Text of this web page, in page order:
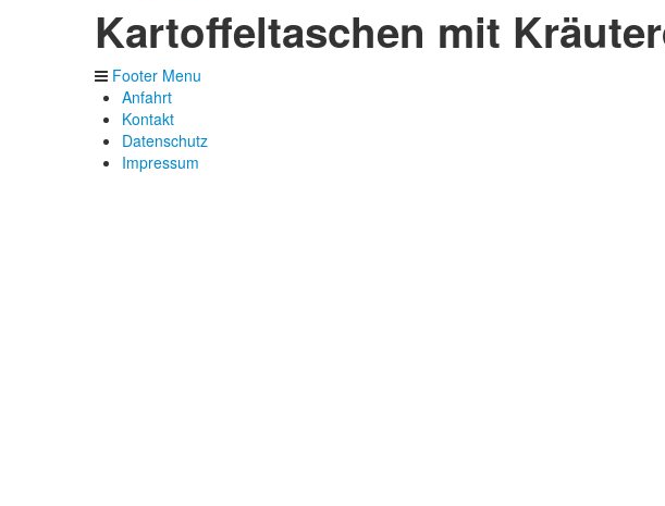
Kartoffeltaschen mit
Footer Menu
Anfahrt
Kontakt
Datenschutz
Impressum